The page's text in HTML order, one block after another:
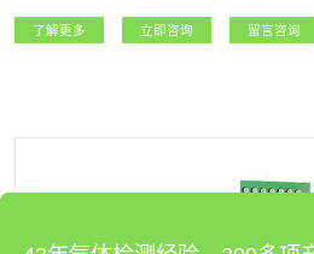
大大提高了监控的实时性、准确性。将军系列
了解更多 立即咨询 留言咨询